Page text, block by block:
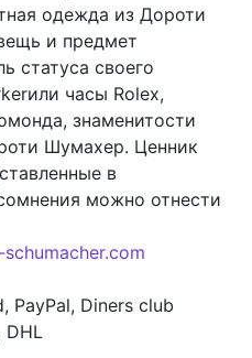
одежда из Дороти
и предмет
статуса своего
часы Rolex,
знаменитости
Шумахер. Ценник
в
можно отнести
PayPal, Diners club
DHL